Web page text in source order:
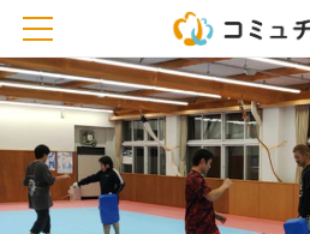
toggle navigation